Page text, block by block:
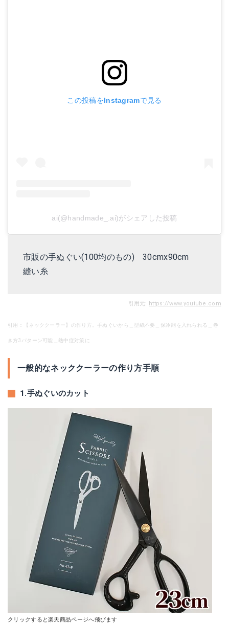
この投稿をInstagramで見る
ai(@handmade_.ai)がシェアした投稿
市販の手ぬぐい(100均のもの) 30cmx90cm
縫い糸
引用元: https://www.youtube.com
引用：【ネッククーラー】の作り方。手ぬぐいから＿型紙不要＿保冷剤を入れられる＿巻
き方3パターン可能＿熱中症対策に
一般的なネッククーラーの作り方手順
1.手ぬぐいのカット
クリックすると楽天商品ページへ飛びます